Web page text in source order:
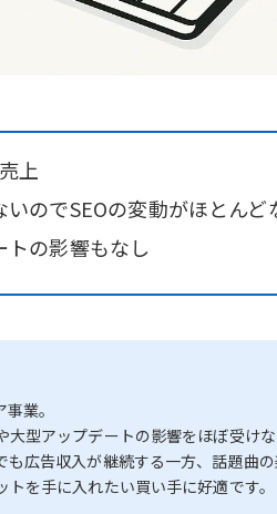
上
いのでSEOの変動がほとんど
トの影響もなし
業。
型アップデートの影響をほぼ受けな
広告収入が継続する一方、話題曲
を手に入れたい買い手に好適です。